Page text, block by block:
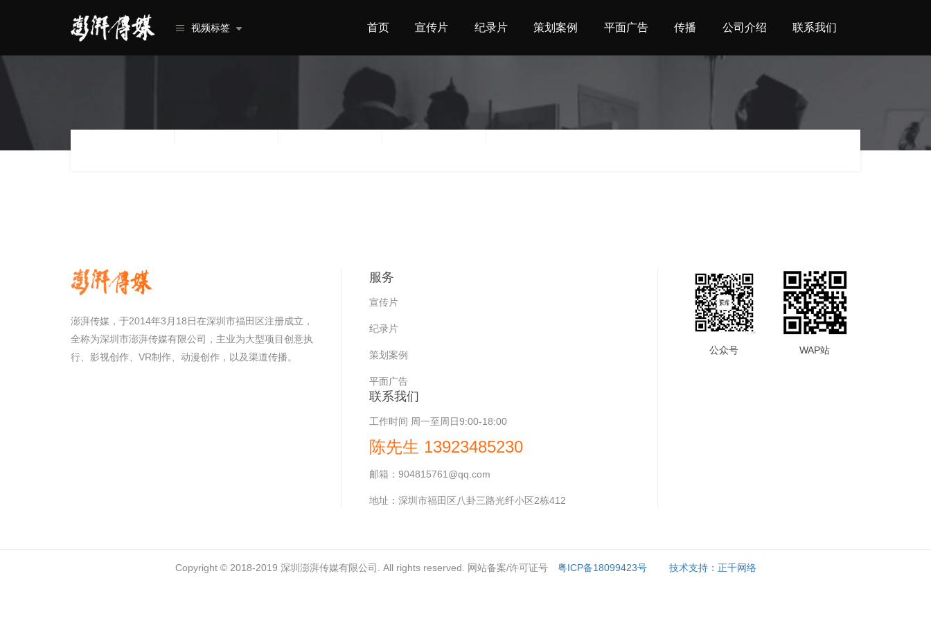
视频标签 首页 宣传片 纪录片 策划案例 平面广告 传播 公司介绍 联系我们
澎湃传媒，于2014年3月18日在深圳市福田区注册成立，
全称为深圳市澎湃传媒有限公司，主业为大型项目创意执
行、影视创作、VR制作、动漫创作，以及渠道传播。
服务
宣传片
纪录片
策划案例
平面广告
联系我们
工作时间 周一至周日9:00-18:00
陈先生 13923485230
邮箱： 904815761@qq.com
地址： 深圳市福田区八卦三路光纤小区2栋412
公众号 WAP站
Copyright © 2018-2019 深圳澎湃传媒有限公司. All rights reserved. 网站备案/许可证号 粤ICP备18099423号 技术支持：正千网络